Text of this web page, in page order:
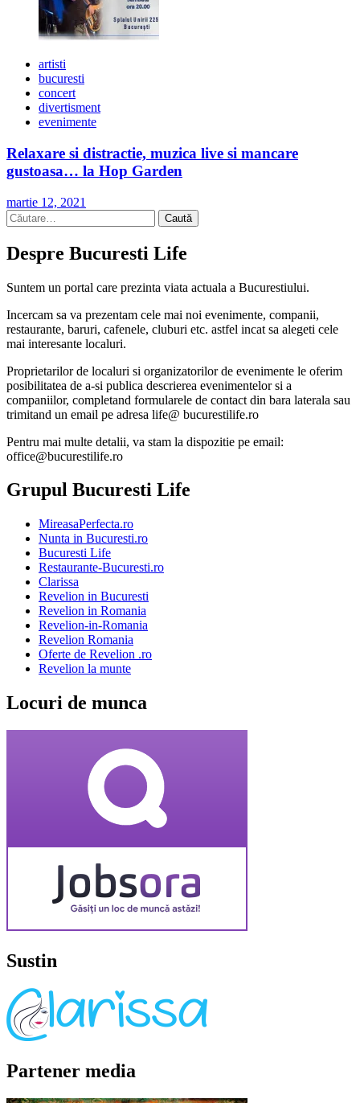
artisti
bucuresti
concert
divertisment
evenimente
Relaxare si distractie, muzica live si mancare
gustoasa… la Hop Garden
martie 12, 2021
Caută
după:
Despre Bucuresti Life
Suntem un portal care prezinta viata actuala a Bucurestiului.
Incercam sa va prezentam cele mai noi evenimente, companii,
restaurante, baruri, cafenele, cluburi etc. astfel incat sa alegeti cele
mai interesante localuri.
Proprietarilor de localuri si organizatorilor de evenimente le oferim
posibilitatea de a-si publica descrierea evenimentelor si a
companiilor, completand formularele de contact din bara laterala sau
trimitand un email pe adresa life@ bucurestilife.ro
Pentru mai multe detalii, va stam la dispozitie pe email:
office@bucurestilife.ro
Grupul Bucuresti Life
MireasaPerfecta.ro
Nunta in Bucuresti.ro
Bucuresti Life
Restaurante-Bucuresti.ro
Clarissa
Revelion in Bucuresti
Revelion in Romania
Revelion-in-Romania
Revelion Romania
Oferte de Revelion .ro
Revelion la munte
Locuri de munca
Sustin
Partener media